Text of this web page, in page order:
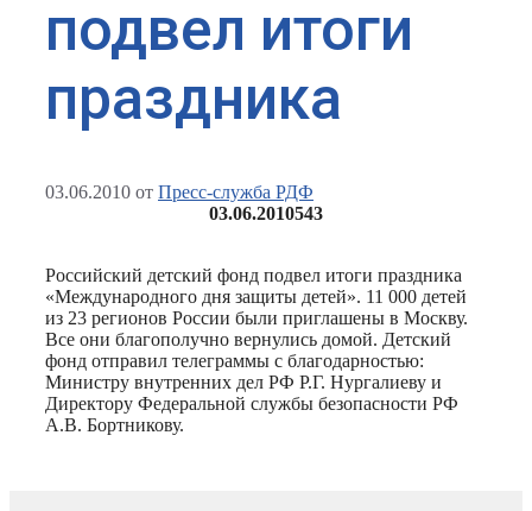
подвел итоги
праздника
03.06.2010 от Пресс-служба РДФ
03.06.2010543
Российский детский фонд подвел итоги праздника
«Международного дня защиты детей». 11 000 детей
из 23 регионов России были приглашены в Москву.
Все они благополучно вернулись домой. Детский
фонд отправил телеграммы с благодарностью:
Министру внутренних дел РФ Р.Г. Нургалиеву и
Директору Федеральной службы безопасности РФ
А.В. Бортникову.